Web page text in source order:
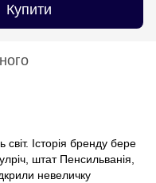
Купити
світ. Історія бренду бере
штат Пенсильванія,
невеличку